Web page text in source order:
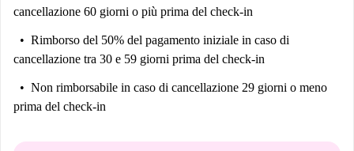
cancellazione 60 giorni o più prima del check-in
Rimborso del 50% del pagamento iniziale in caso di
cancellazione tra 30 e 59 giorni prima del check-in
Non rimborsabile in caso di cancellazione 29 giorni o meno
prima del check-in